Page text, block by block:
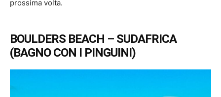
prossima volta.
BOULDERS BEACH – SUDAFRICA
(BAGNO CON I PINGUINI)